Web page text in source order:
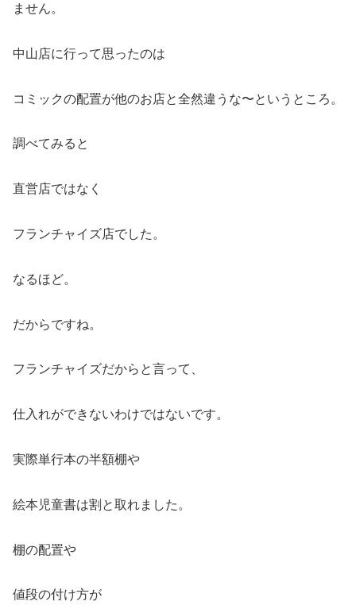
ません。
中山店に行って思ったのは
コミックの配置が他のお店と全然違うな〜というところ。
調べてみると
直営店ではなく
フランチャイズ店でした。
なるほど。
だからですね。
フランチャイズだからと言って、
仕入れができないわけではないです。
実際単行本の半額棚や
絵本児童書は割と取れました。
棚の配置や
値段の付け方が